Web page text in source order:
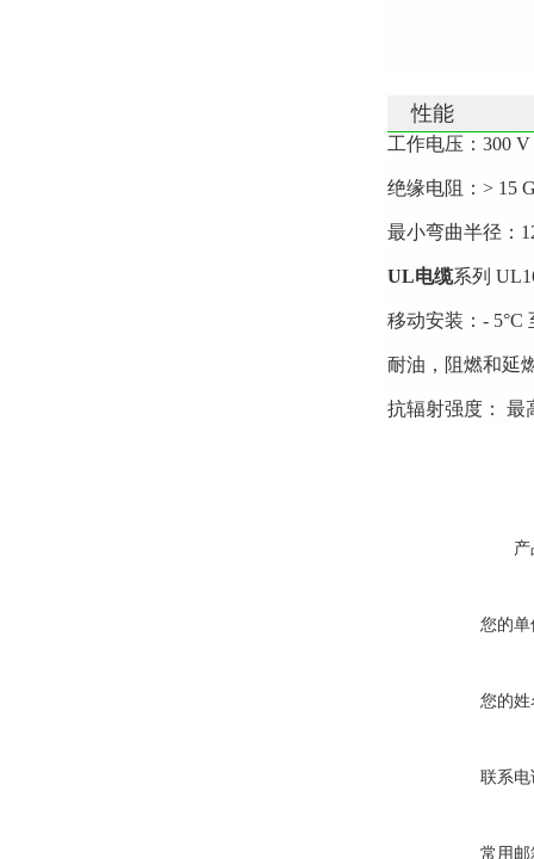
性能
工作电压：300 V
绝缘电阻：> 15
最小弯曲半径：
UL电缆系列
移动安装：- 5°C
耐油，阻燃和延
抗辐射强度： 最
您的单
您的姓
联系电
常用邮